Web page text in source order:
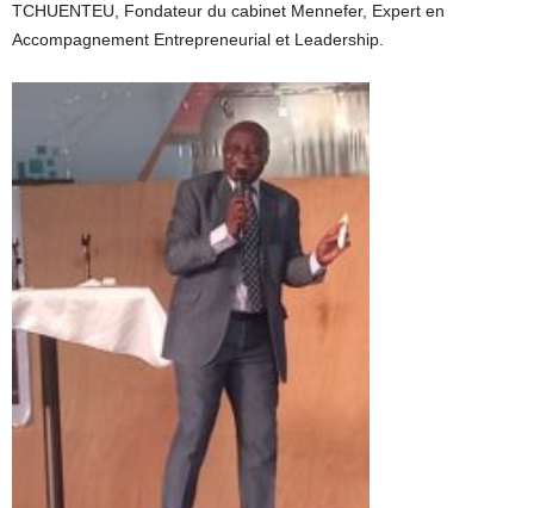
TCHUENTEU, Fondateur du cabinet Mennefer, Expert en
Accompagnement Entrepreneurial et Leadership.